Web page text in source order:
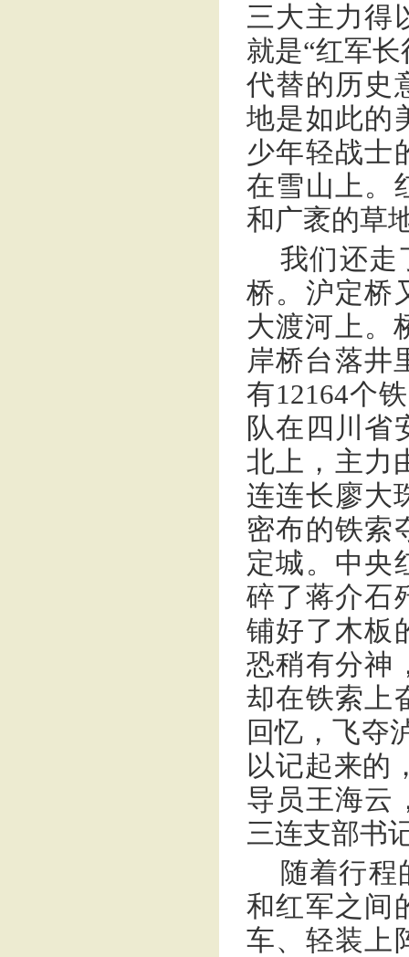
三大主力得
就是“红军
代替的历史
地是如此的
少年轻战士
在雪山上。
和广袤的草
我们还
桥。沪定桥
大渡河上。
岸桥台落井
有12164个
队在四川省
北上，主力
连连长廖大
密布的铁索
定城。中央
碎了蒋介石
铺好了木板
恐稍有分神
却在铁索上
回忆，飞夺
以记起来的
导员王海云
三连支部书
随着行程
和红军之间
车、轻装上